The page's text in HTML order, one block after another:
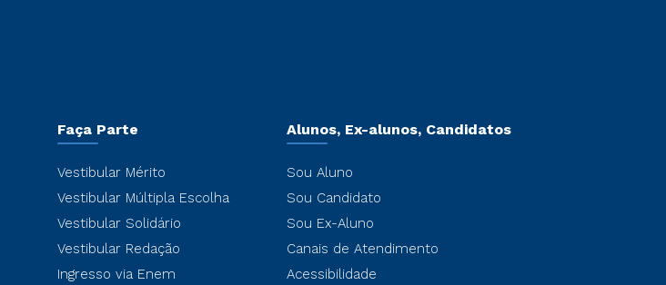
Faça Parte
Vestibular Mérito
Vestibular Múltipla Escolha
Vestibular Solidário
Vestibular Redação
Ingresso via Enem
Alunos, Ex-alunos, Candidatos
Sou Aluno
Sou Candidato
Sou Ex-Aluno
Canais de Atendimento
Acessibilidade